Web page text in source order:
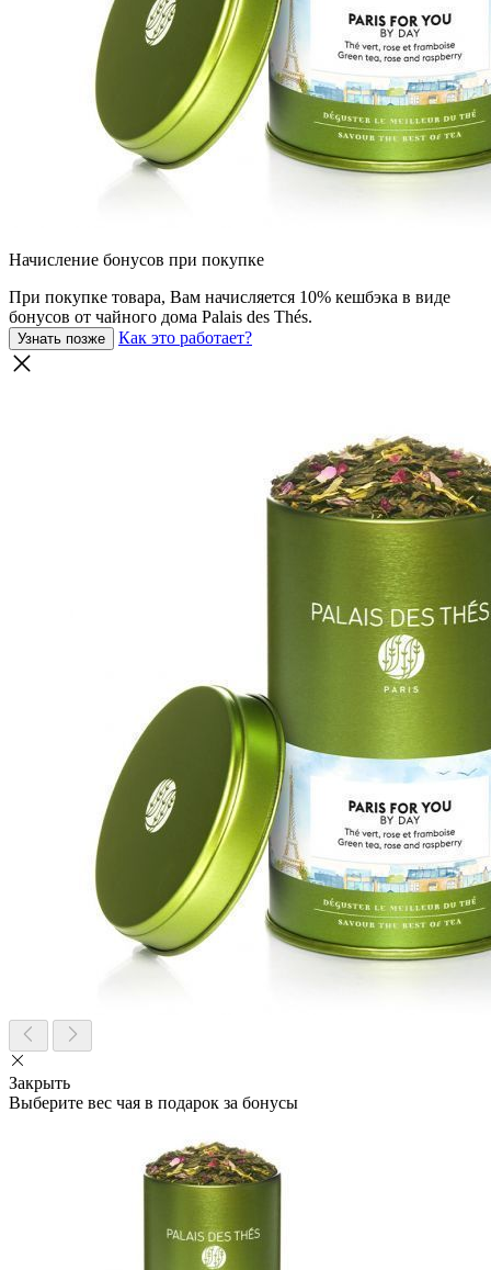
Начисление бонусов при покупке
При покупке товара, Вам начисляется 10% кешбэка в виде
бонусов от чайного дома Palais des Thés.
Узнать позже Как это работает?
Закрыть
Выберите вес чая в подарок за бонусы